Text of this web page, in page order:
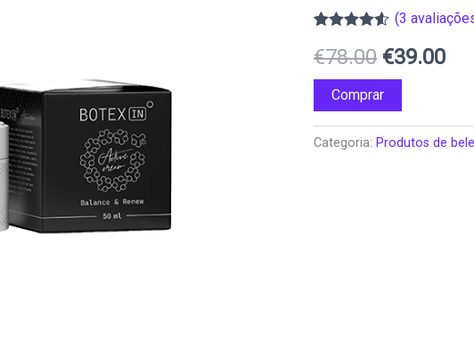
com4.50
em 5 com
base em
classificações
de clientes
(3
€78.00 O
preço
original
€39.00O
Comprar
Categoria: Produtos de